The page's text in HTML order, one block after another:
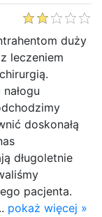
duży
leczeniem
doskonałą
długoletnie
pacjenta.
pokaż więcej »